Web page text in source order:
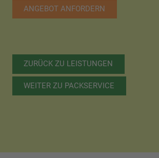
ANGEBOT ANFORDERN
ZURÜCK ZU LEISTUNGEN
WEITER ZU PACKSERVICE